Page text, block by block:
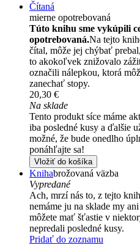
Čítaná
mierne opotrebovaná
Túto knihu sme vykúpili
opotrebovaná.Na tejto
čítal, môže jej chýbať
to akokoľvek znižovalo
označili nálepkou, ktorá
zanechať stopy.
20,30 €
Na sklade
Tento produkt síce máme
iba posledné kusy a ďalšie
možné, že bude onedlho
ponáhľajte sa!
Vložiť do košíka
Knihabrožovaná väzba
Vypredané
Ach, mrzí nás to, z tejto
nemáme ju na sklade my
môžete mať šťastie v
nepredali posledné kusy.
Pridať do zoznamu